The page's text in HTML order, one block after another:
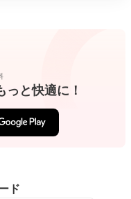
っと快適に！
ド